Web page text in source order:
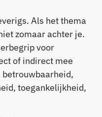
Als het thema
zomaar achter je.
voor
of indirect mee
toegankelijkheid,